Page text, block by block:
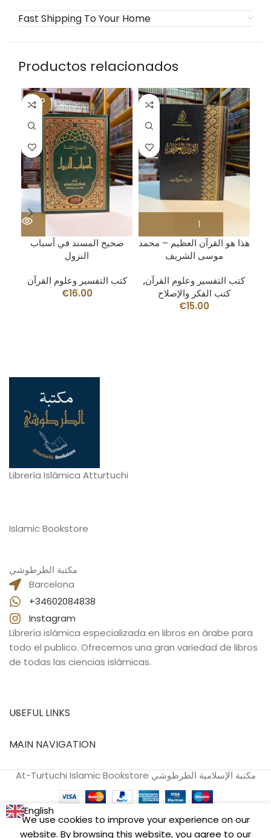
Fast Shipping To Your Home
Productos relacionados
SOLD
OUT
صحيح المسند في أسباب
النزول
كتب التفسير وعلوم القرآن
€16.00
هذا هو القرآن العظيم – محمد
موسى الشريف
كتب التفسير وعلوم القرآن,
كتب الفكر والإصلاح
€15.00
Librería Islámica Atturtuchi
Islamic Bookstore
مكتبة الطرطوشي
Barcelona
+34602084838
Instagram
Librería islámica especializada en libros en árabe para
todo el publico. Ofrecemos una gran variedad de libros
de todas las ciencias islámicas.
USEFUL LINKS
MAIN NAVIGATION
At-Turtuchi Islamic Bookstore مكتبة الإسلامية الطرطوشي
We use cookies to improve your experience on our
website. By browsing this website, you agree to our
التسهيل
English